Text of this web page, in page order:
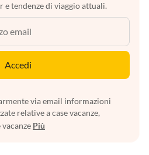
e tendenze di viaggio attuali.
Accedi
via email informazioni
relative a case vacanze,
Più